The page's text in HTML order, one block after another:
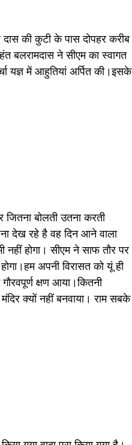
दास की कुटी के पास दोपहर करीब
बलरामदास ने सीएम का स्वागत
यज्ञ में आहुतियां अर्पित की।इसके
बोलती उतना करती
देख रहे है वह दिन आने वाला
नहीं होगा। सीएम ने साफ तौर पर
अपनी विरासत को यूं ही
क्षण आया।कितनी
क्यों नहीं बनवाया। राम सबके